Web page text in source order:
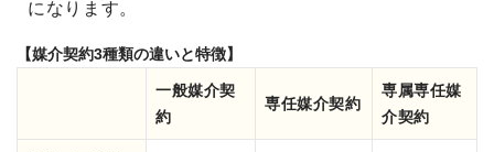
になります。
【媒介契約3種類の違いと特徴】
一般媒介契
約
専任媒介契約
専属専任媒
介契約